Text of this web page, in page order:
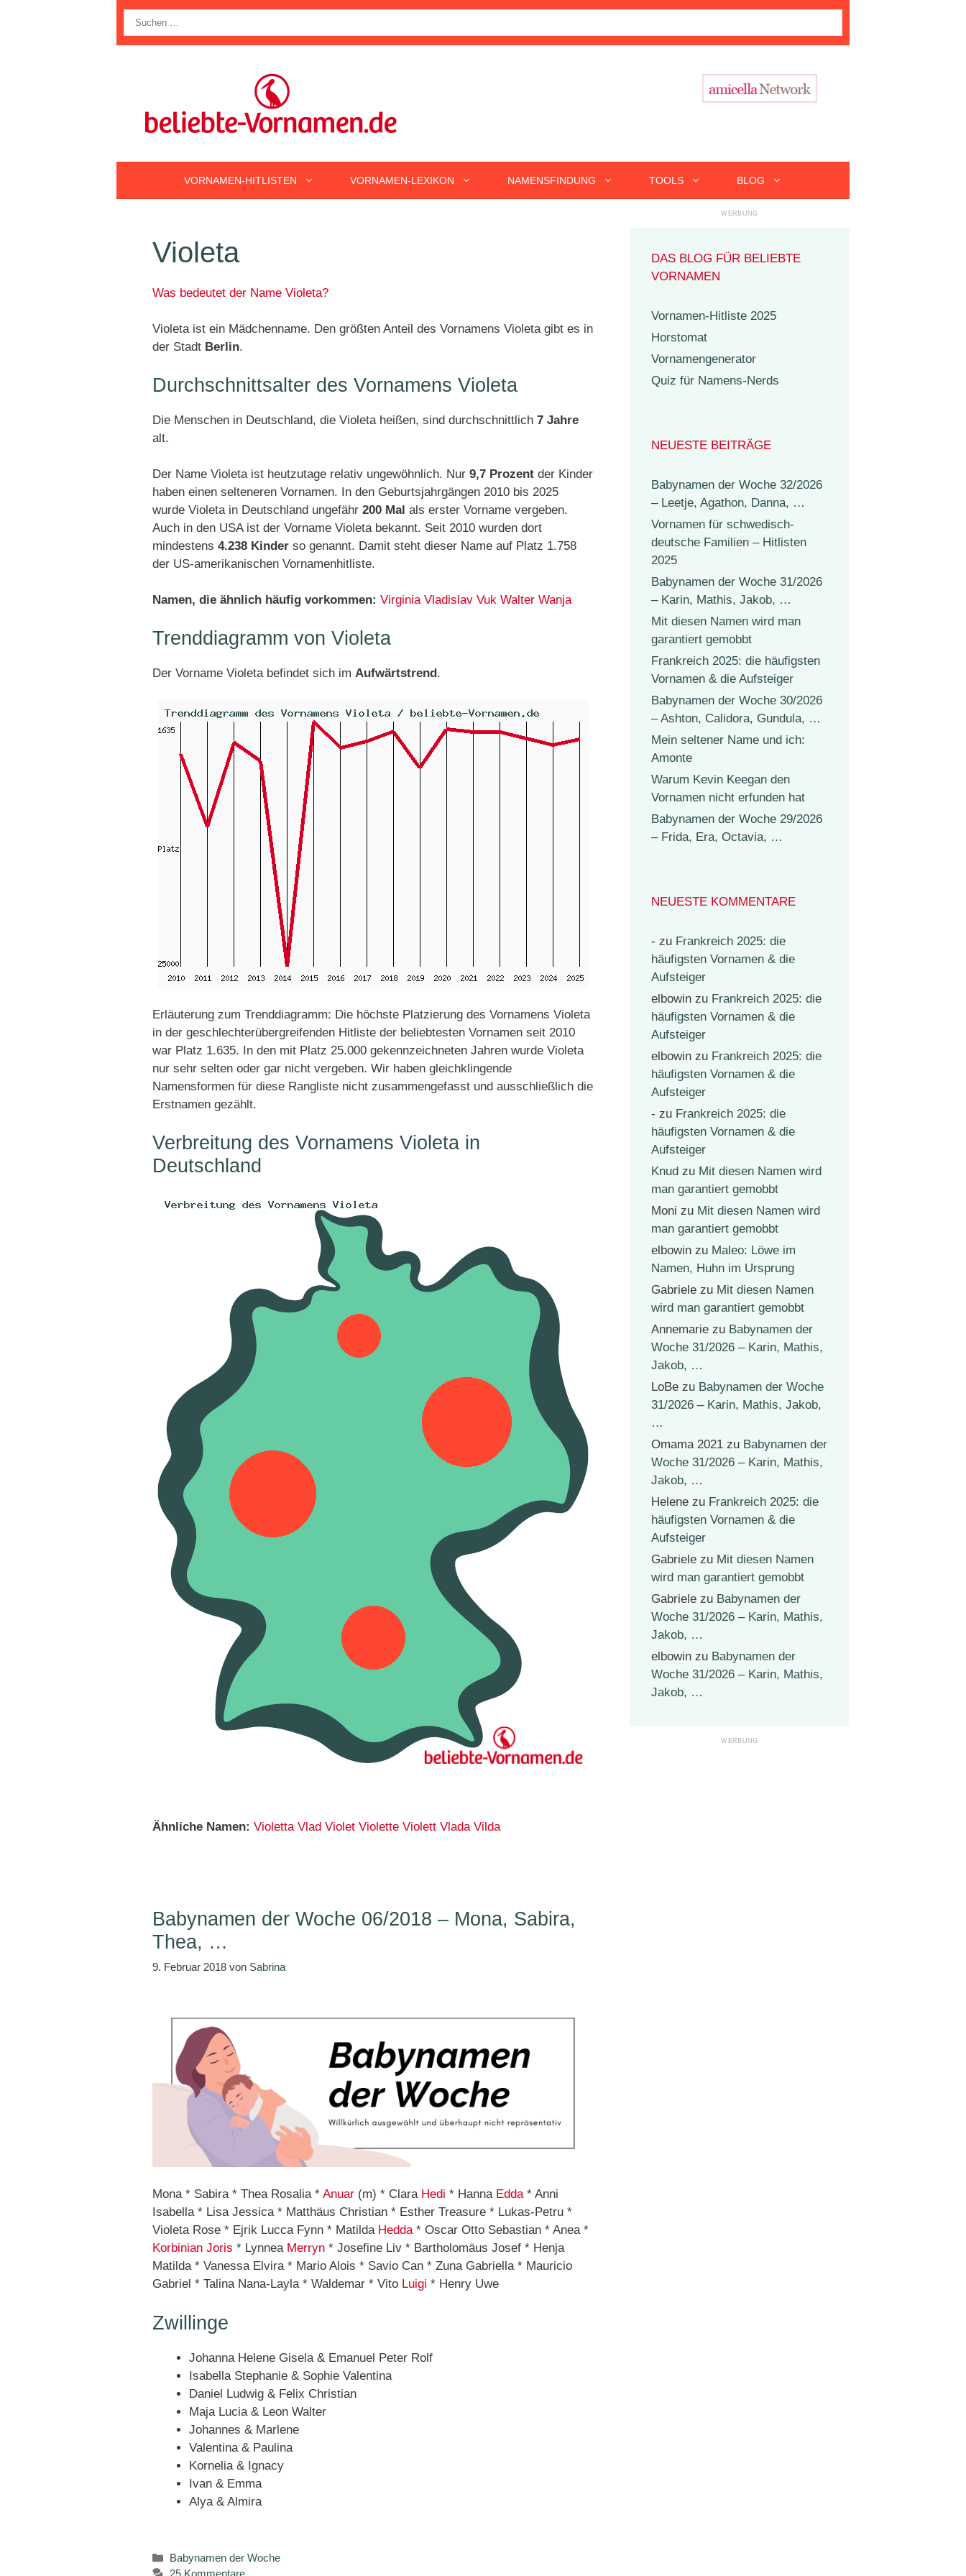
nach:
VORNAMEN-HITLISTEN VORNAMEN-LEXIKON NAMENSFINDUNG TOOLS BLOG
Violeta
Was bedeutet der Name Violeta?
Violeta ist ein Mädchenname. Den größten Anteil des Vornamens Violeta gibt es in
der Stadt Berlin.
Durchschnittsalter des Vornamens Violeta
Die Menschen in Deutschland, die Violeta heißen, sind durchschnittlich 7 Jahre
alt.
Der Name Violeta ist heutzutage relativ ungewöhnlich. Nur 9,7 Prozent der Kinder
haben einen selteneren Vornamen. In den Geburtsjahrgängen 2010 bis 2025
wurde Violeta in Deutschland ungefähr 200 Mal als erster Vorname vergeben.
Auch in den USA ist der Vorname Violeta bekannt. Seit 2010 wurden dort
mindestens 4.238 Kinder so genannt. Damit steht dieser Name auf Platz 1.758
der US-amerikanischen Vornamenhitliste.
Namen, die ähnlich häufig vorkommen: Virginia Vladislav Vuk Walter Wanja
Trenddiagramm von Violeta
Der Vorname Violeta befindet sich im Aufwärtstrend.
Erläuterung zum Trenddiagramm: Die höchste Platzierung des Vornamens Violeta
in der geschlechterübergreifenden Hitliste der beliebtesten Vornamen seit 2010
war Platz 1.635. In den mit Platz 25.000 gekennzeichneten Jahren wurde Violeta
nur sehr selten oder gar nicht vergeben. Wir haben gleichklingende
Namensformen für diese Rangliste nicht zusammengefasst und ausschließlich die
Erstnamen gezählt.
Verbreitung des Vornamens Violeta in
Deutschland
Ähnliche Namen: Violetta Vlad Violet Violette Violett Vlada Vilda
Babynamen der Woche 06/2018 – Mona, Sabira,
Thea, …
9. Februar 2018 von Sabrina
Mona * Sabira * Thea Rosalia * Anuar (m) * Clara Hedi * Hanna Edda* Anni
Isabella * Lisa Jessica * Matthäus Christian * Esther Treasure * Lukas-Petru *
Violeta Rose * Ejrik Lucca Fynn * Matilda Hedda* Oscar Otto Sebastian * Anea *
Korbinian Joris * Lynnea Merryn * Josefine Liv * Bartholomäus Josef * Henja
Matilda * Vanessa Elvira * Mario Alois * Savio Can * Zuna Gabriella * Mauricio
Gabriel * Talina Nana-Layla * Waldemar * Vito Luigi * Henry Uwe
Zwillinge
Johanna Helene Gisela & Emanuel Peter Rolf
Isabella Stephanie & Sophie Valentina
Daniel Ludwig & Felix Christian
Maja Lucia & Leon Walter
Johannes & Marlene
Valentina & Paulina
Kornelia & Ignacy
Ivan & Emma
Alya & Almira
Kategorien
Babynamen der Woche
DAS BLOG FÜR BELIEBTE
VORNAMEN
Vornamen-Hitliste 2025
Horstomat
Vornamengenerator
Quiz für Namens-Nerds
NEUESTE BEITRÄGE
Babynamen der Woche 32/2026
– Leetje, Agathon, Danna, …
Vornamen für schwedisch-
deutsche Familien – Hitlisten
2025
Babynamen der Woche 31/2026
– Karin, Mathis, Jakob, …
Mit diesen Namen wird man
garantiert gemobbt
Frankreich 2025: die häufigsten
Vornamen & die Aufsteiger
Babynamen der Woche 30/2026
– Ashton, Calidora, Gundula, …
Mein seltener Name und ich:
Amonte
Warum Kevin Keegan den
Vornamen nicht erfunden hat
Babynamen der Woche 29/2026
– Frida, Era, Octavia, …
NEUESTE KOMMENTARE
- zu Frankreich 2025: die
häufigsten Vornamen & die
Aufsteiger
elbowin zu Frankreich 2025: die
häufigsten Vornamen & die
Aufsteiger
elbowin zu Frankreich 2025: die
häufigsten Vornamen & die
Aufsteiger
- zu Frankreich 2025: die
häufigsten Vornamen & die
Aufsteiger
Knud zu Mit diesen Namen wird
man garantiert gemobbt
Moni zu Mit diesen Namen wird
man garantiert gemobbt
elbowin zu Maleo: Löwe im
Namen, Huhn im Ursprung
Gabriele zu Mit diesen Namen
wird man garantiert gemobbt
Annemarie zu Babynamen der
Woche 31/2026 – Karin, Mathis,
Jakob, …
LoBe zu Babynamen der Woche
31/2026 – Karin, Mathis, Jakob,
…
Omama 2021 zu Babynamen der
Woche 31/2026 – Karin, Mathis,
Jakob, …
Helene zu Frankreich 2025: die
häufigsten Vornamen & die
Aufsteiger
Gabriele zu Mit diesen Namen
wird man garantiert gemobbt
Gabriele zu Babynamen der
Woche 31/2026 – Karin, Mathis,
Jakob, …
elbowin zu Babynamen der
Woche 31/2026 – Karin, Mathis,
Jakob, …